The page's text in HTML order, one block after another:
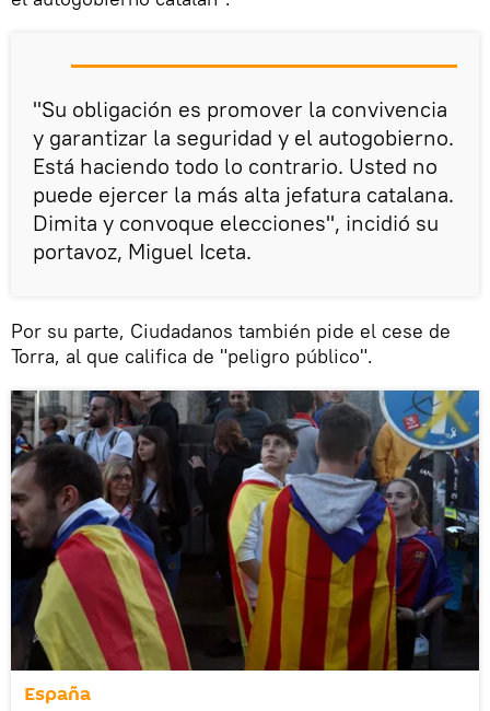
"Su obligación es promover la convivencia
y garantizar la seguridad y el autogobierno.
Está haciendo todo lo contrario. Usted no
puede ejercer la más alta jefatura catalana.
Dimita y convoque elecciones", incidió su
portavoz, Miguel Iceta.
Por su parte, Ciudadanos también pide el cese de
Torra, al que califica de "peligro público".
España